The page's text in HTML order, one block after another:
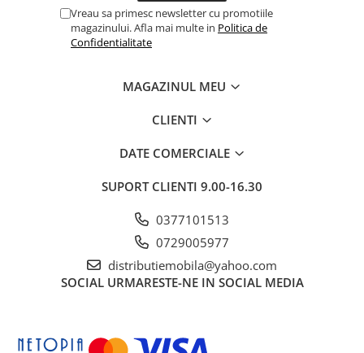
Vreau sa primesc newsletter cu promotiile
magazinului. Afla mai multe in Politica de
Confidentialitate
MAGAZINUL MEU
CLIENTI
DATE COMERCIALE
SUPORT CLIENTI 9.00-16.30
0377101513
0729005977
distributiemobila@yahoo.com
SOCIAL URMARESTE-NE IN SOCIAL MEDIA